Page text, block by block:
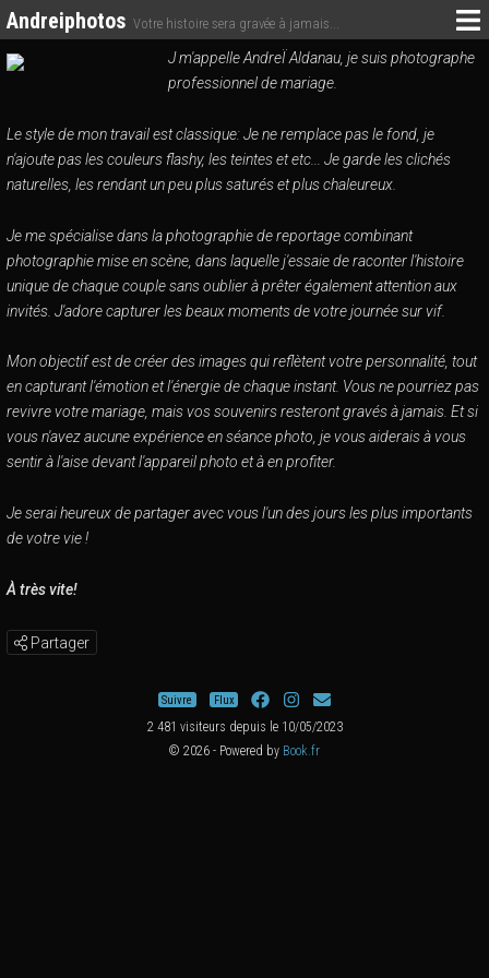
Andreiphotos Votre histoire sera gravée à jamais...
J m'appelle AndreÏ Aldanau, je suis photographe
professionnel de mariage.
Le style de mon travail est classique: Je ne remplace pas le fond, je
n'ajoute pas les couleurs flashy, les teintes et etc... Je garde les clichés
naturelles, les rendant un peu plus saturés et plus chaleureux.
Je me spécialise dans la photographie de reportage combinant
photographie mise en scène, dans laquelle j'essaie de raconter l'histoire
unique de chaque couple sans oublier à prêter également attention aux
invités. J'adore capturer les beaux moments de votre journée sur vif.
Mon objectif est de créer des images qui reflètent votre personnalité, tout
en capturant l'émotion et l'énergie de chaque instant. Vous ne pourriez pas
revivre votre mariage, mais vos souvenirs resteront gravés à jamais. Et si
vous n'avez aucune expérience en séance photo, je vous aiderais à vous
sentir à l'aise devant l'appareil photo et à en profiter.
Je serai heureux de partager avec vous l'un des jours les plus importants
de votre vie !
À très vite!
Partager
Suivre Flux
2 481 visiteurs depuis le 10/05/2023
© 2026 - Powered by Book.fr